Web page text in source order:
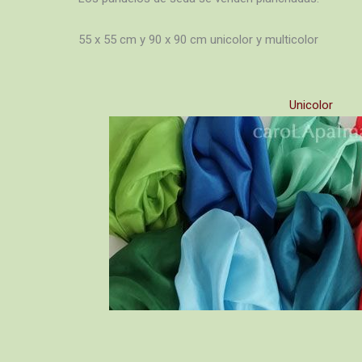
55 x 55 cm y 90 x 90 cm unicolor y multicolor
Unicolor